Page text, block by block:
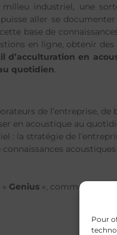
Pour
industriel, une
aller se
base de
en ligne, obtenir
d’acculturation en
quotidien.
de l’entreprise, de
en acoustique au
: la stratégie de
Genius », comme le